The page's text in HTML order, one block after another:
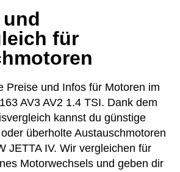
für
Preise und Infos für Motoren im
AV3 AV2 1.4 TSI. Dank dem
kannst du günstige
überholte Austauschmotoren
JETTA IV. Wir vergleichen für
Motorwechsels und geben dir